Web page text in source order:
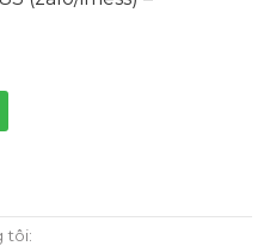
bột tách Cafein - hộp 125gr
tôi: